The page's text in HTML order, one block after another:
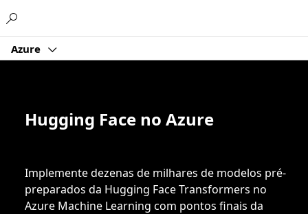
Azure
Hugging Face no Azure
Implemente dezenas de milhares de modelos pré-
preparados da Hugging Face Transformers no
Azure Machine Learning com pontos finais da